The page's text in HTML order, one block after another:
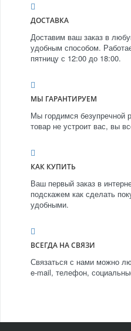
ДОСТАВКА
Доставим ваш заказ в
удобным способом.
пятницу с 12:00 до 18:00.
МЫ ГАРАНТИРУЕМ
Мы гордимся безупречной
товар не устроит вас, вы
КАК КУПИТЬ
Ваш первый заказ в
подскажем как сделать
удобными.
ВСЕГДА НА СВЯЗИ
Связаться с нами можно
e-mail, телефон,